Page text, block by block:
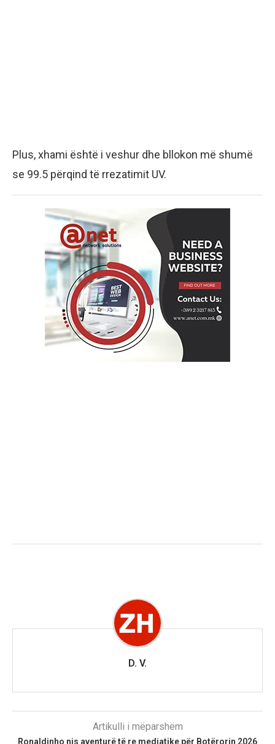
Plus, xhami është i veshur dhe bllokon më shumë
se 99.5 përqind të rrezatimit UV.
D. V.
Artikulli i mëparshëm
Ronaldinho nis aventurë të re mediatike për Botërorin 2026